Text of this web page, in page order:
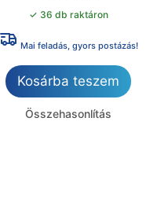
✓ 36 db raktáron
Mai feladás, gyors postázás!
Kosárba teszem
Összehasonlítás